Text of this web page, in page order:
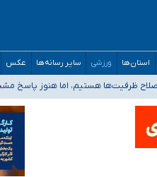
استان‌ها ورزشی سایر رسانه‌ها عکس
تخصصی جغرافیای نظامی دافوس آجا
هشدار